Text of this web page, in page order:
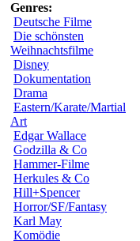
Genres:
Deutsche Filme
Die schönsten
Weihnachtsfilme
Disney
Dokumentation
Drama
Eastern/Karate/Martial
Art
Edgar Wallace
Godzilla & Co
Hammer-Filme
Herkules & Co
Hill+Spencer
Horror/SF/Fantasy
Karl May
Komödie